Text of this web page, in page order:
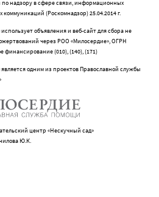
надзору в сфере связи, информационных
коммуникаций (Роскомнадзор) 25.04.2014 г.
объявления и веб-сайт для сбора не
через РОО «Милосердие», ОГРН
финансирование (010), (140), (171)
одним из проектов Православной службы
центр «Нескучный сад»
Ю.К.